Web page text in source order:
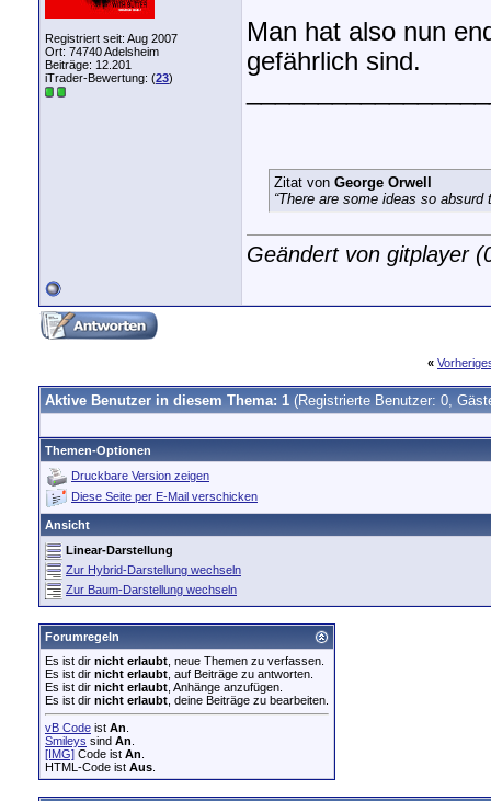
Registriert seit: Aug 2007
Ort: 74740 Adelsheim
Beiträge: 12.201
iTrader-Bewertung: (23)
Man hat also nun
gefährlich sind.
Zitat von George Orwell
“There are some ideas so
Geändert von gitplayer
«
Aktive Benutzer in diesem Thema: 1 (Registrierte Benutzer: 0,
Themen-Optionen
Druckbare Version zeigen
Diese Seite per E-Mail verschicken
Ansicht
Linear-Darstellung
Zur Hybrid-Darstellung wechseln
Zur Baum-Darstellung wechseln
Forumregeln
Es ist dir nicht erlaubt , neue Themen zu verfassen.
Es ist dir nicht erlaubt , auf Beiträge zu antworten.
Es ist dir nicht erlaubt , Anhänge anzufügen.
Es ist dir nicht erlaubt , deine Beiträge zu bearbeiten.
vB Code ist An
Smileys sind An
[IMG] Code ist An
HTML-Code ist Aus